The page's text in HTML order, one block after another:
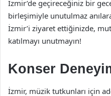
İzmir’de geçireceğiniz bir
birleşimiyle unutulmaz
İzmir’i ziyaret ettiğinizde,
katılmayı unutmayın!
Konser
İzmir, müzik tutkunları için